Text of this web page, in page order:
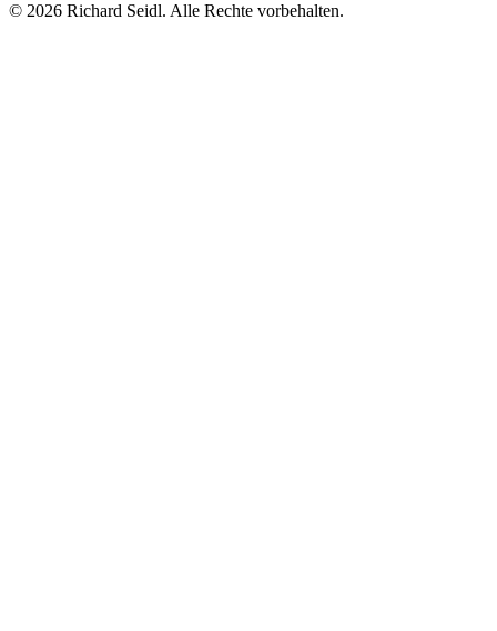
© 2026 Richard Seidl. Alle Rechte vorbehalten.